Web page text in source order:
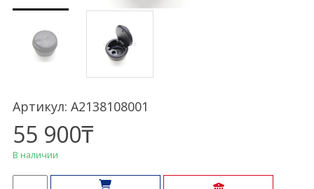
Артикул: A2138108001
55 900₸
В наличии